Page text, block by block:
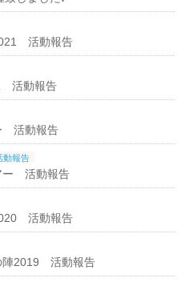
活動報告
活動報告
活動報告
動報告
ー 活動報告
活動報告
陣2019 活動報告